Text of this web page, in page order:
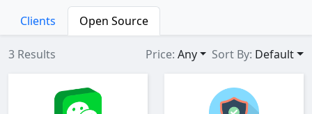
Clients Open Source
3 Results Price: Any Sort By: Default